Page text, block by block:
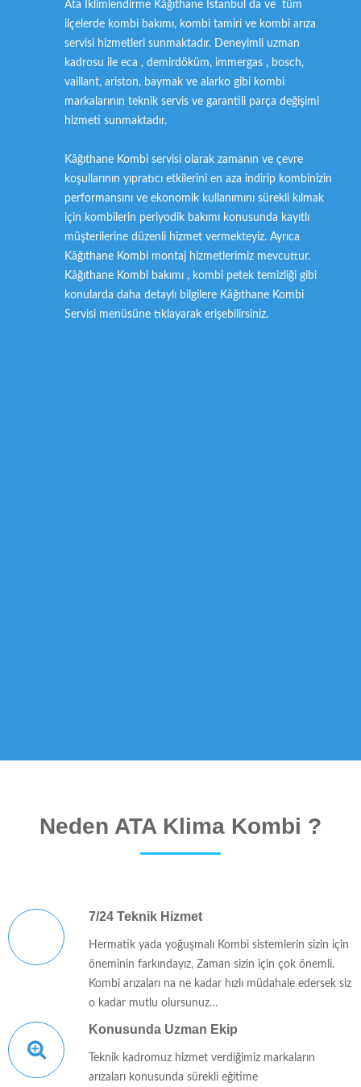
Ata İklimlendirme Kâğıthane İstanbul da ve tüm
ilçelerde kombi bakımı, kombi tamiri ve kombi arıza
servisi hizmetleri sunmaktadır. Deneyimli uzman
kadrosu ile eca , demirdöküm, immergas , bosch,
vaillant, ariston, baymak ve alarko gibi kombi
markalarının teknik servis ve garantili parça değişimi
hizmeti sunmaktadır.
Kâğıthane Kombi servisi olarak zamanın ve çevre
koşullarının yıpratıcı etkilerini en aza indirip kombinizin
performansını ve ekonomik kullanımını sürekli kılmak
için kombilerin periyodik bakımı konusunda kayıtlı
müşterilerine düzenli hizmet vermekteyiz. Ayrıca
Kâğıthane Kombi montaj hizmetlerimiz mevcuttur.
Kâğıthane Kombi bakımı , kombi petek temizliği gibi
konularda daha detaylı bilgilere Kâğıthane Kombi
Servisi menüsüne tıklayarak erişebilirsiniz.
Neden ATA Klima Kombi ?
7/24 Teknik Hizmet
Hermatik yada yoğuşmalı Kombi sistemlerin sizin için
öneminin farkındayız, Zaman sizin için çok önemli.
Kombi arızaları na ne kadar hızlı müdahale edersek siz
o kadar mutlu olursunuz…
Konusunda Uzman Ekip
Teknik kadromuz hizmet verdiğimiz markaların
arızaları konusunda sürekli eğitime